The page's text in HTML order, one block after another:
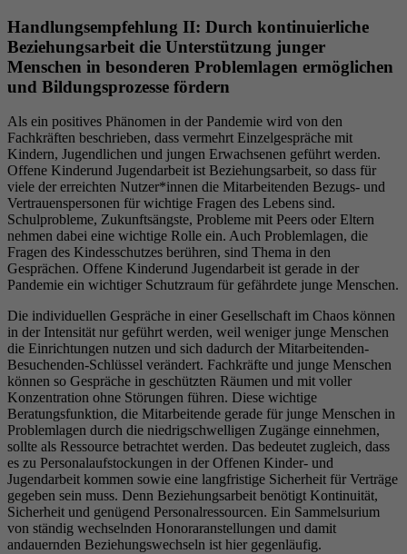
Handlungsempfehlung II: Durch kontinuierliche
Beziehungsarbeit die Unterstützung junger
Menschen in besonderen Problemlagen ermöglichen
und Bildungsprozesse fördern
Als ein positives Phänomen in der Pandemie wird von den
Fachkräften beschrieben, dass vermehrt Einzelgespräche mit
Kindern, Jugendlichen und jungen Erwachsenen geführt werden.
Offene Kinderund Jugendarbeit ist Beziehungsarbeit, so dass für
viele der erreichten Nutzer*innen die Mitarbeitenden Bezugs- und
Vertrauenspersonen für wichtige Fragen des Lebens sind.
Schulprobleme, Zukunftsängste, Probleme mit Peers oder Eltern
nehmen dabei eine wichtige Rolle ein. Auch Problemlagen, die
Fragen des Kindesschutzes berühren, sind Thema in den
Gesprächen. Offene Kinderund Jugendarbeit ist gerade in der
Pandemie ein wichtiger Schutzraum für gefährdete junge Menschen.
Die individuellen Gespräche in einer Gesellschaft im Chaos können
in der Intensität nur geführt werden, weil weniger junge Menschen
die Einrichtungen nutzen und sich dadurch der Mitarbeitenden-
Besuchenden-Schlüssel verändert. Fachkräfte und junge Menschen
können so Gespräche in geschützten Räumen und mit voller
Konzentration ohne Störungen führen. Diese wichtige
Beratungsfunktion, die Mitarbeitende gerade für junge Menschen in
Problemlagen durch die niedrigschwelligen Zugänge einnehmen,
sollte als Ressource betrachtet werden. Das bedeutet zugleich, dass
es zu Personalaufstockungen in der Offenen Kinder- und
Jugendarbeit kommen sowie eine langfristige Sicherheit für Verträge
gegeben sein muss. Denn Beziehungsarbeit benötigt Kontinuität,
Sicherheit und genügend Personalressourcen. Ein Sammelsurium
von ständig wechselnden Honoraranstellungen und damit
andauernden Beziehungswechseln ist hier gegenläufig.